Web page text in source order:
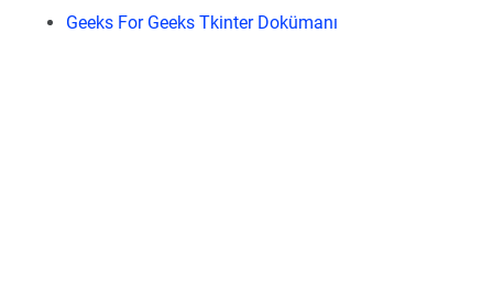
Geeks For Geeks Tkinter Dokümanı